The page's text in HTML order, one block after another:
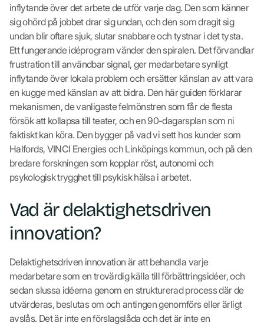
inflytande över det arbete de utför varje dag. Den som känner
sig ohörd på jobbet drar sig undan, och den som dragit sig
undan blir oftare sjuk, slutar snabbare och tystnar i det tysta.
Ett fungerande idéprogram vänder den spiralen. Det förvandlar
frustration till användbar signal, ger medarbetare synligt
inflytande över lokala problem och ersätter känslan av att vara
en kugge med känslan av att bidra. Den här guiden förklarar
mekanismen, de vanligaste felmönstren som får de flesta
försök att kollapsa till teater, och en 90-dagarsplan som ni
faktiskt kan köra. Den bygger på vad vi sett hos kunder som
Halfords, VINCI Energies och Linköpings kommun, och på den
bredare forskningen som kopplar röst, autonomi och
psykologisk trygghet till psykisk hälsa i arbetet.
Vad är delaktighetsdriven
innovation?
Delaktighetsdriven innovation är att behandla varje
medarbetare som en trovärdig källa till förbättringsidéer, och
sedan slussa idéerna genom en strukturerad process där de
utvärderas, beslutas om och antingen genomförs eller ärligt
avslås. Det är inte en förslagslåda och det är inte en